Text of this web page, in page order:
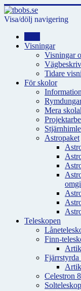
Visa/dölj navigering
Visningar
Visningar
Tidare
För skolor
Information
Mera
Astropaket
Teleskopen
Finn-
Fjärrstyrda
Celestron 8